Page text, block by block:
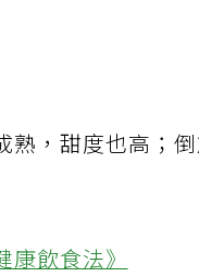
，甜度也高；